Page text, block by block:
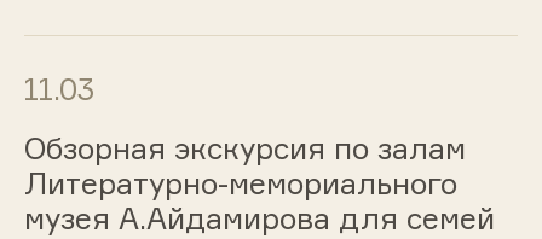
11.03
Обзорная экскурсия по залам
Литературно-мемориального
музея А.Айдамирова для семей